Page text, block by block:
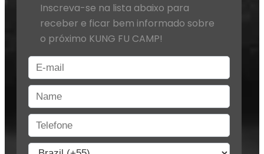
Inscreva-se na lista abaixo para
receber e ficar bem informado sobre
o próximo KUNG FU CAMP!